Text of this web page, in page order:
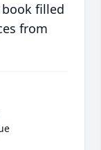
filled
from